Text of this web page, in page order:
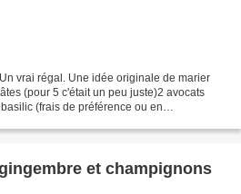
vrai régal. Une idée originale de marier
(pour 5 c'était un peu juste)2 avocats
(frais de préférence ou en
et champignons